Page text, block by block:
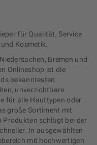
für Qualität, Service
Kosmetik.
Bremen und
Onlineshop ist die
bekanntesten
unverzichtbare
für alle Hauttypen oder
große Sortiment mit
schlägt bei der
In ausgewählten
mit hochwertigen